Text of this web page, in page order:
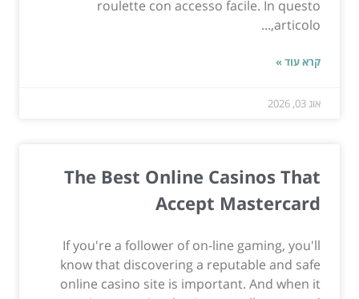
roulette con accesso facile. In questo
articolo,...
קרא עוד »
אוג 03, 2026
The Best Online Casinos That
Accept Mastercard
If you're a follower of on-line gaming, you'll
know that discovering a reputable and safe
online casino site is important. And when it